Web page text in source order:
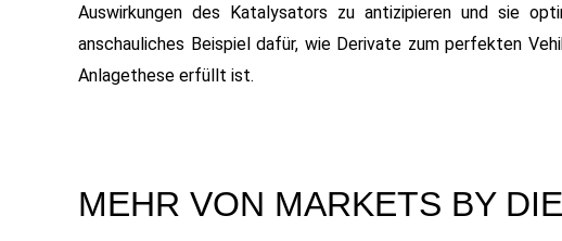
Auswirkungen des Katalysators zu antizipieren und sie
anschauliches Beispiel dafür, wie Derivate zum perfekten
Anlagethese erfüllt ist.
MEHR VON MARKETS BY